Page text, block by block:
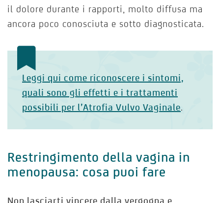
il dolore durante i rapporti, molto diffusa ma
ancora poco conosciuta e sotto diagnosticata.
Leggi qui come riconoscere i sintomi,
quali sono gli effetti e i trattamenti
possibili per l’Atrofia Vulvo Vaginale.
Restringimento della vagina in
menopausa: cosa puoi fare
Non lasciarti vincere dalla vergogna e